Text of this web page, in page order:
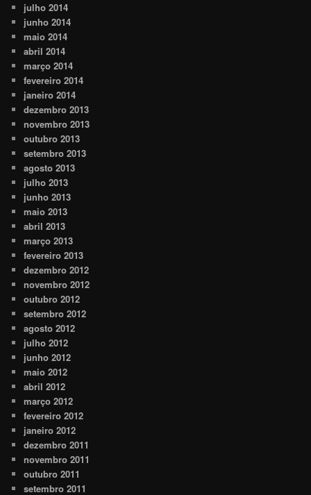
julho 2014
junho 2014
maio 2014
abril 2014
março 2014
fevereiro 2014
janeiro 2014
dezembro 2013
novembro 2013
outubro 2013
setembro 2013
agosto 2013
julho 2013
junho 2013
maio 2013
abril 2013
março 2013
fevereiro 2013
dezembro 2012
novembro 2012
outubro 2012
setembro 2012
agosto 2012
julho 2012
junho 2012
maio 2012
abril 2012
março 2012
fevereiro 2012
janeiro 2012
dezembro 2011
novembro 2011
outubro 2011
setembro 2011